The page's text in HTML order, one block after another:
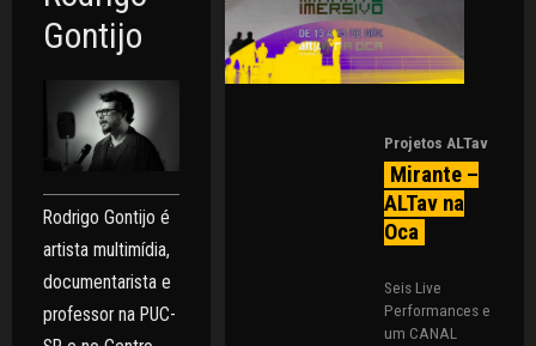
Gontijo
Rodrigo Gontijo é
artista multimídia,
documentarista e
professor na PUC-
Projetos ALTav
Mirante –
ALTav na
Oca
Seis Live
Performances e
um CANAL